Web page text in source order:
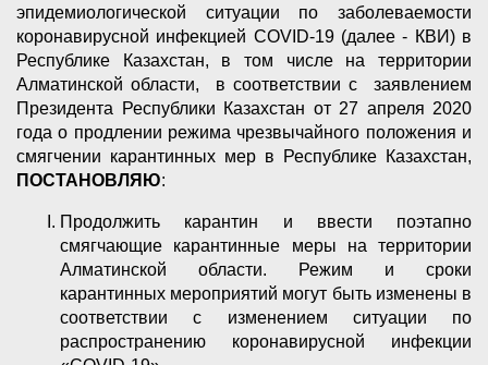
эпидемиологической ситуации по заболеваемости
коронавирусной инфекцией СOVID-19 (далее - КВИ) в
Республике Казахстан, в том числе на территории
Алматинской области, в соответствии с заявлением
Президента Республики Казахстан от 27 апреля 2020
года о продлении режима чрезвычайного положения и
смягчении карантинных мер в Республике Казахстан,
ПОСТАНОВЛЯЮ:
Продолжить карантин и ввести поэтапно
смягчающие карантинные меры на территории
Алматинской области. Режим и сроки
карантинных мероприятий могут быть изменены в
соответствии с изменением ситуации по
распространению коронавирусной инфекции